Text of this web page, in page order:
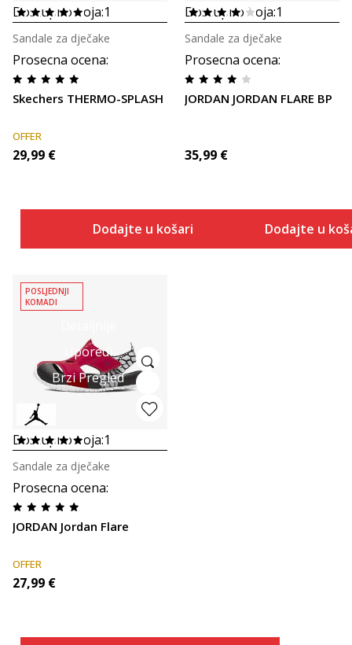
Dostupno boja:1
Prosecna ocena:
Skechers THERMO-SPLASH
Sandale za dječake
OFFER
29,99 €
Dodajte u košaricu
Dostupno boja:1
Prosecna ocena:
JORDAN JORDAN FLARE BP
Sandale za dječake
35,99 €
Dodajte u
Uporedi
Brzi Pregled
POSLJEDNJI
KOMADI
Dostupno boja:1
Prosecna ocena:
JORDAN Jordan Flare
Sandale za dječake
OFFER
27,99 €